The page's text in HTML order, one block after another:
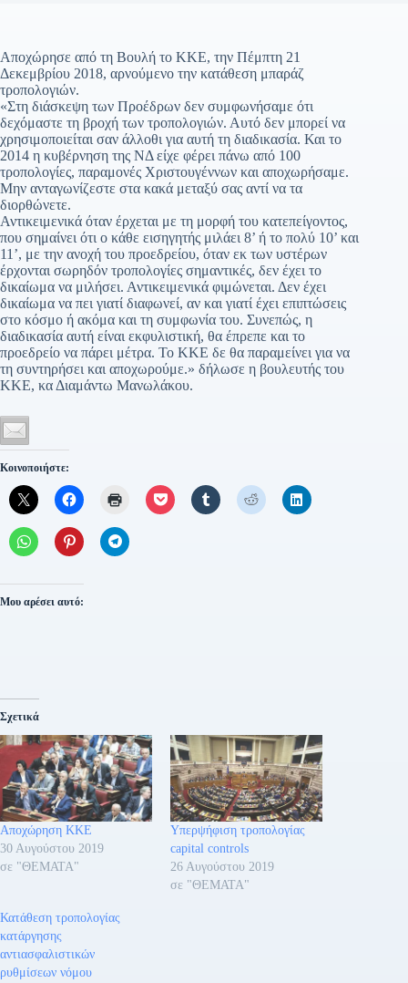
Αποχώρησε από τη Βουλή το ΚΚΕ, την Πέμπτη 21
Δεκεμβρίου 2018, αρνούμενο την κατάθεση μπαράζ
τροπολογιών.
«Στη διάσκεψη των Προέδρων δεν συμφωνήσαμε ότι
δεχόμαστε τη βροχή των τροπολογιών. Αυτό δεν μπορεί να
χρησιμοποιείται σαν άλλοθι για αυτή τη διαδικασία. Και το
2014 η κυβέρνηση της ΝΔ είχε φέρει πάνω από 100
τροπολογίες, παραμονές Χριστουγέννων και αποχωρήσαμε.
Μην ανταγωνίζεστε στα κακά μεταξύ σας αντί να τα
διορθώνετε.
Αντικειμενικά όταν έρχεται με τη μορφή του κατεπείγοντος,
που σημαίνει ότι ο κάθε εισηγητής μιλάει 8’ ή το πολύ 10’ και
11’, με την ανοχή του προεδρείου, όταν εκ των υστέρων
έρχονται σωρηδόν τροπολογίες σημαντικές, δεν έχει το
δικαίωμα να μιλήσει. Αντικειμενικά φιμώνεται. Δεν έχει
δικαίωμα να πει γιατί διαφωνεί, αν και γιατί έχει επιπτώσεις
στο κόσμο ή ακόμα και τη συμφωνία του. Συνεπώς, η
διαδικασία αυτή είναι εκφυλιστική, θα έπρεπε και το
προεδρείο να πάρει μέτρα. Το ΚΚΕ δε θα παραμείνει για να
τη συντηρήσει και αποχωρούμε.» δήλωσε η βουλευτής του
ΚΚΕ, κα Διαμάντω Μανωλάκου.
Κοινοποιήστε:
Μου αρέσει αυτό:
Σχετικά
Αποχώρηση ΚΚΕ
30 Αυγούστου 2019
σε "ΘΕΜΑΤΑ"
Υπερψήφιση τροπολογίας
capital controls
26 Αυγούστου 2019
σε "ΘΕΜΑΤΑ"
Κατάθεση τροπολογίας
κατάργησης
αντιασφαλιστικών
ρυθμίσεων νόμου